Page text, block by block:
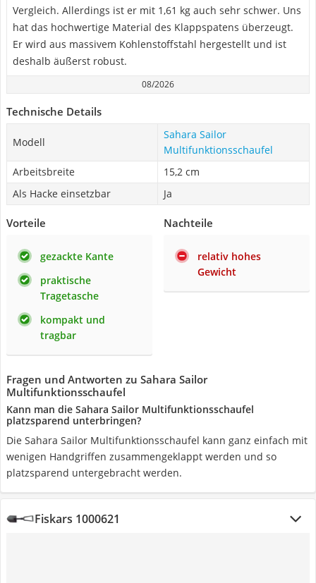
Vergleich. Allerdings ist er mit 1,61 kg auch sehr schwer. Uns
hat das hochwertige Material des Klappspatens überzeugt.
Er wird aus massivem Kohlenstoffstahl hergestellt und ist
deshalb äußerst robust.
08/2026
Technische Details
Modell
Sahara Sailor
Multifunktionsschaufel
Arbeitsbreite
15,2 cm
Als Hacke einsetzbar
Ja
Vorteile
gezackte Kante
praktische
Tragetasche
kompakt und
tragbar
Nachteile
relativ hohes
Gewicht
Fragen und Antworten zu Sahara Sailor
Multifunktionsschaufel
Kann man die Sahara Sailor Multifunktionsschaufel
platzsparend unterbringen?
Die Sahara Sailor Multifunktionsschaufel kann ganz einfach mit
wenigen Handgriffen zusammengeklappt werden und so
platzsparend untergebracht werden.
Fiskars 1000621